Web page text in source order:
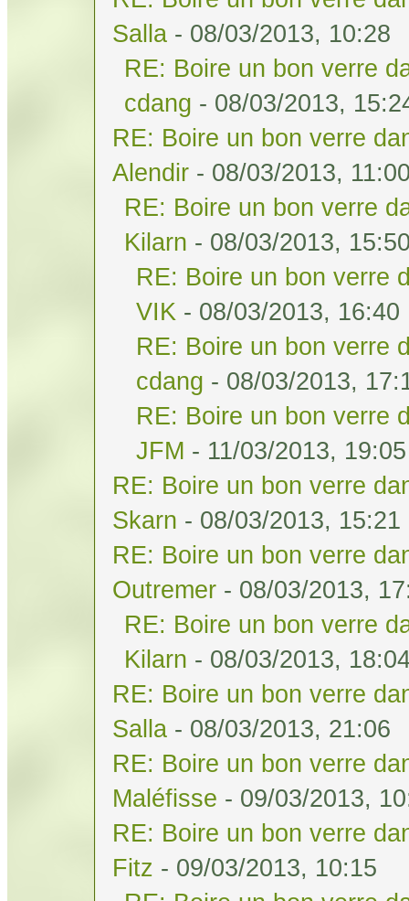
Salla - 08/03/2013, 10:28
RE: Boire un bon verre
cdang - 08/03/2013,
RE: Boire un bon verre
Alendir - 08/03/2013,
RE: Boire un bon verre
Kilarn - 08/03/2013,
RE: Boire un bon verre
VIK - 08/03/2013, 16:40
RE: Boire un bon verre
cdang - 08/03/2013,
RE: Boire un bon verre
JFM - 11/03/2013, 19:05
RE: Boire un bon verre
Skarn - 08/03/2013, 15:21
RE: Boire un bon verre
Outremer - 08/03/2013,
RE: Boire un bon verre
Kilarn - 08/03/2013,
RE: Boire un bon verre
Salla - 08/03/2013, 21:06
RE: Boire un bon verre
Maléfisse - 09/03/2013,
RE: Boire un bon verre
Fitz - 09/03/2013, 10:15